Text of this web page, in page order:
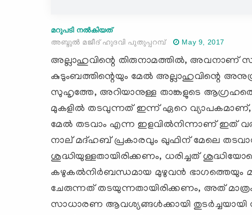
മറുപടി നൽകിയത്
അബ്ദുല്‍ മജീദ്‌ ഹുദവി പുതുപ്പറമ്പ്
May 9, 2017
അല്ലാഹുവിന്റെ തിരുനാമത്തില്‍, അവനാണ്
കുടുംബത്തിന്റെയും മേല്‍ അല്ലാഹുവിന്റെ
സുഹൃത്തേ, അറിയാനുള്ള താങ്കളുടെ
മുകളില്‍ തടവുന്നത് ഇന്ന് ഏറെ വ്യാപകമാണ്,
മേല്‍ തടവാം എന്ന ഇളവില്‍നിന്നാണ് ഇത്
നാല് മദ്ഹബ് പ്രകാരവും ഖുഫിന് മേലെ
ശുദ്ധിയുള്ളതായിരിക്കണം, ധരിച്ചത്
കഴുകല്‍നിര്‍ബന്ധമായ മുഴുവന്‍ ഭാഗത്തെയും
ചേരുന്നത് തടയുന്നതായിരിക്കണം, അത് മാത്രം
സാധാരണ ആവശ്യങ്ങള്‍ക്കായി തുടര്‍ച്ചയായി